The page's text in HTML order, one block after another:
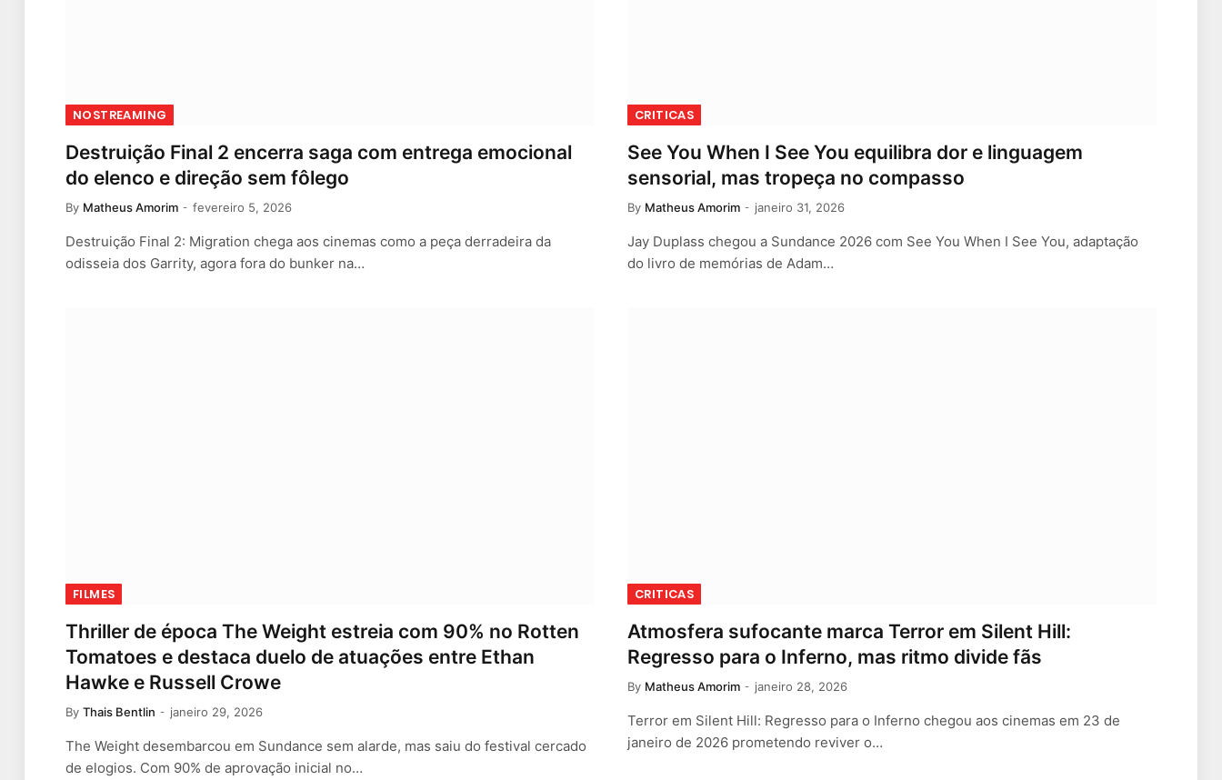
NOSTREAMING
Destruição Final 2 encerra saga com entrega emocional
do elenco e direção sem fôlego
By Matheus Amorim fevereiro 5, 2026
Destruição Final 2: Migration chega aos cinemas como a peça derradeira da
odisseia dos Garrity, agora fora do bunker na…
CRITICAS
See You When I See You equilibra dor e linguagem
sensorial, mas tropeça no compasso
By Matheus Amorim janeiro 31, 2026
Jay Duplass chegou a Sundance 2026 com See You When I See You, adaptação
do livro de memórias de Adam…
FILMES
Thriller de época The Weight estreia com 90% no Rotten
Tomatoes e destaca duelo de atuações entre Ethan
Hawke e Russell Crowe
By Thais Bentlin janeiro 29, 2026
The Weight desembarcou em Sundance sem alarde, mas saiu do festival cercado
de elogios. Com 90% de aprovação inicial no…
CRITICAS
Atmosfera sufocante marca Terror em Silent Hill:
Regresso para o Inferno, mas ritmo divide fãs
By Matheus Amorim janeiro 28, 2026
Terror em Silent Hill: Regresso para o Inferno chegou aos cinemas em 23 de
janeiro de 2026 prometendo reviver o…